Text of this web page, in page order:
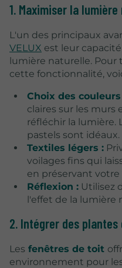
1. Maximiser la
L'un des principaux
VELUX est leur
lumière naturelle.
cette fonctionnalité,
Choix des couleurs
claires sur les murs
réfléchir la lumière.
pastels sont idéaux.
Textiles légers :
voilages fins qui
en préservant
Réflexion :Utilisez
l'effet de la lumière
2. Intégrer des
Les fenêtres de toit
environnement pour